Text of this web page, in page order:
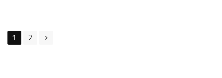
面白い！ ワインを飲んでいると、造り手も顔が浮かんでく
る。元気にやっているかな、グレゴリー。 ウーン、爽やかで美味
Posts
navigation
1 2